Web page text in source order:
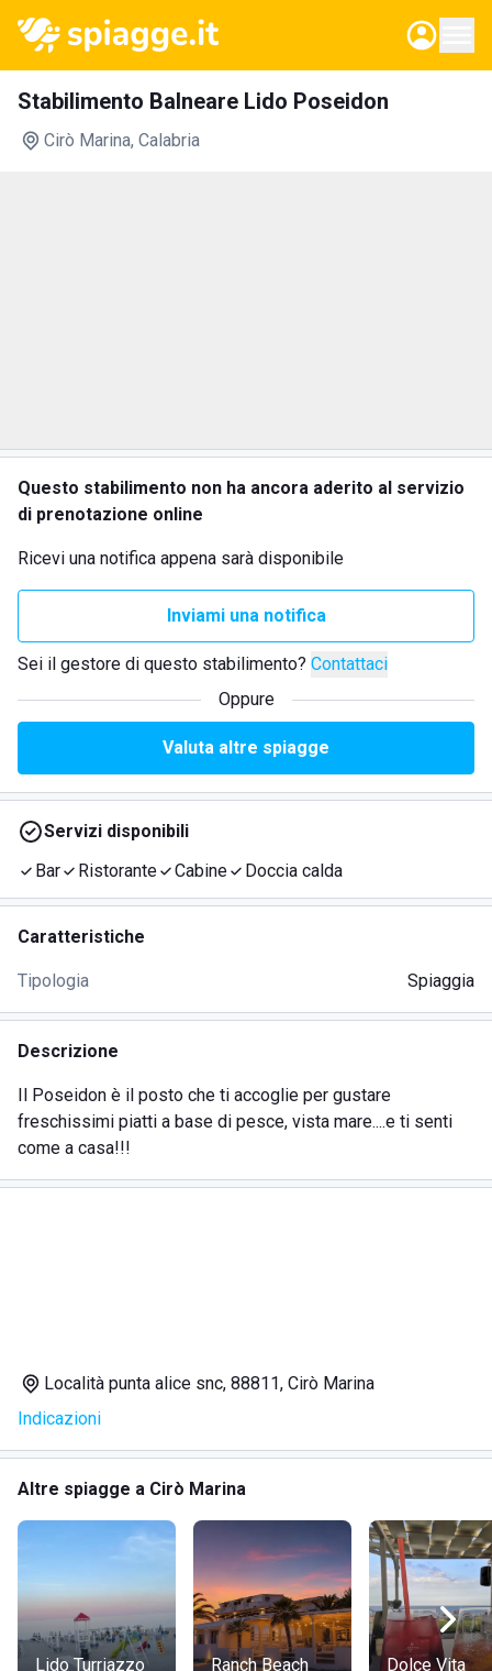
Stabilimento Balneare Lido Poseidon
Cirò Marina, Calabria
Questo stabilimento non ha ancora aderito al servizio
di prenotazione online
Ricevi una notifica appena sarà disponibile
Inviami una notifica
Sei il gestore di questo stabilimento? Contattaci
Oppure
Valuta altre spiagge
Servizi disponibili
Bar
Ristorante Cabine Doccia calda
Caratteristiche
Tipologia Spiaggia
Descrizione
Il Poseidon è il posto che ti accoglie per gustare
freschissimi piatti a base di pesce, vista mare....e ti senti
come a casa!!!
Località punta alice snc, 88811, Cirò Marina
Indicazioni
Altre spiagge a Cirò Marina
Lido Turriazzo Ranch Beach Dolce Vita